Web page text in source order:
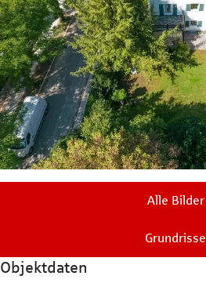
Alle Bilder
Grundrisse
Objektdaten